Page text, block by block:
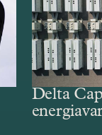
Delta